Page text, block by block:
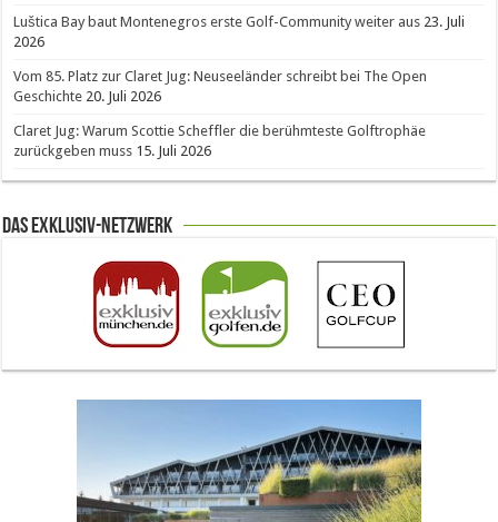
Luštica Bay baut Montenegros erste Golf-Community weiter aus 23. Juli
2026
Vom 85. Platz zur Claret Jug: Neuseeländer schreibt bei The Open
Geschichte 20. Juli 2026
Claret Jug: Warum Scottie Scheffler die berühmteste Golftrophäe
zurückgeben muss 15. Juli 2026
Das Exklusiv-Netzwerk